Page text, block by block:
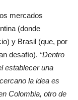
mercados
(donde
y Brasil (que, por
desafío). “Dentro
establecer una
la idea es
Colombia, otro de